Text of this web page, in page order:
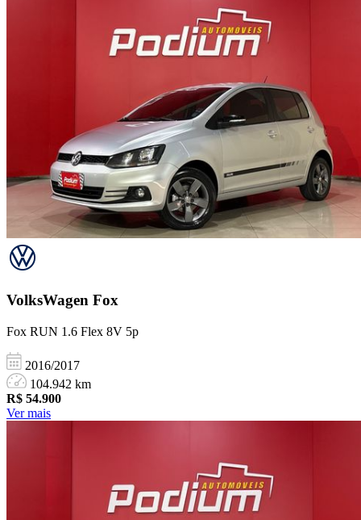
VolksWagen Fox
Fox RUN 1.6 Flex 8V 5p
2016/2017
104.942 km
R$ 54.900
Ver mais